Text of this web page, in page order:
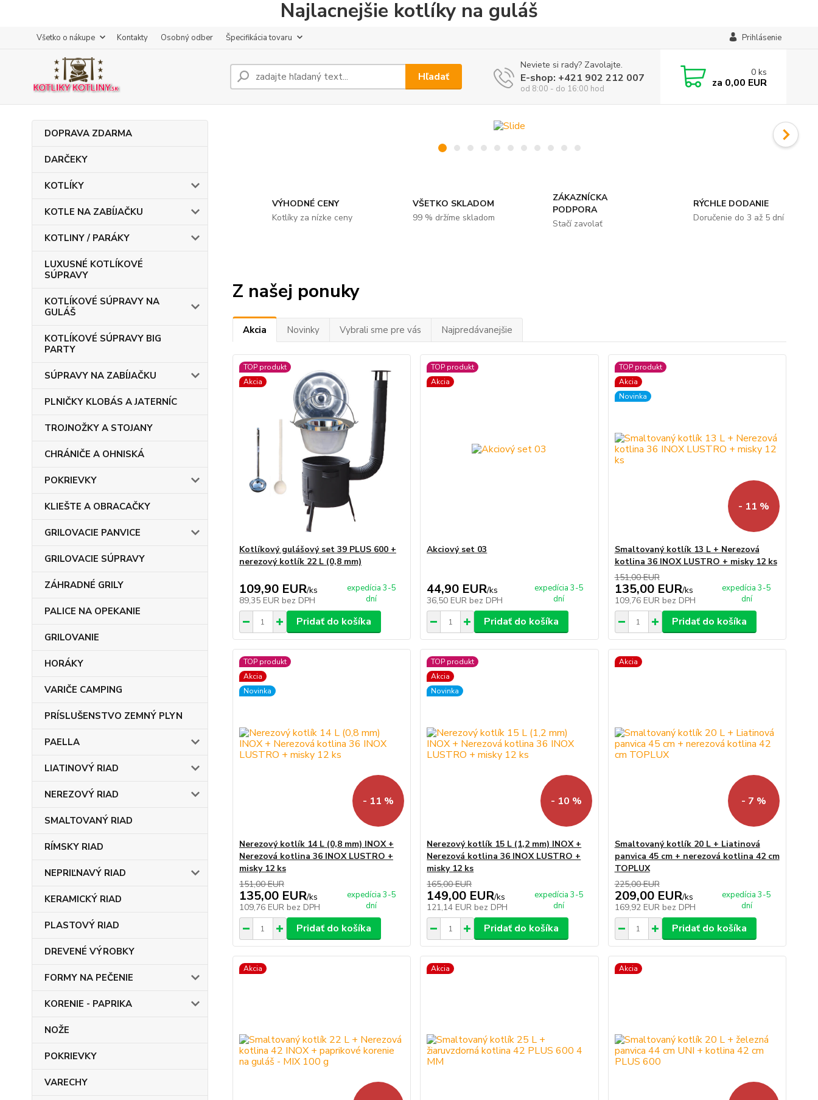
Najlacnejšie kotlíky na guláš
Všetko o nákupe Kontakty Osobný odber Špecifikácia tovaru Prihlásenie
Hľadať
Neviete si rady? Zavolajte.
E-shop: +421 902 212 007
od 8:00 - do 16:00 hod
0 ks
za 0,00 EUR
DOPRAVA ZDARMA
DARČEKY
KOTLÍKY
KOTLE NA ZABÍJAČKU
KOTLINY / PARÁKY
LUXUSNÉ KOTLÍKOVÉ
SÚPRAVY
KOTLÍKOVÉ SÚPRAVY NA
GULÁŠ
KOTLÍKOVÉ SÚPRAVY BIG
PARTY
SÚPRAVY NA ZABÍJAČKU
PLNIČKY KLOBÁS A JATERNÍC
TROJNOŽKY A STOJANY
CHRÁNIČE A OHNISKÁ
POKRIEVKY
KLIEŠTE A OBRACAČKY
GRILOVACIE PANVICE
GRILOVACIE SÚPRAVY
ZÁHRADNÉ GRILY
PALICE NA OPEKANIE
GRILOVANIE
HORÁKY
VARIČE CAMPING
PRÍSLUŠENSTVO ZEMNÝ PLYN
PAELLA
LIATINOVÝ RIAD
NEREZOVÝ RIAD
SMALTOVANÝ RIAD
RÍMSKY RIAD
NEPRIĽNAVÝ RIAD
KERAMICKÝ RIAD
PLASTOVÝ RIAD
DREVENÉ VÝROBKY
FORMY NA PEČENIE
KORENIE - PAPRIKA
NOŽE
POKRIEVKY
VARECHY
VÝHODNÉ CENY
Kotlíky za nízke ceny
VŠETKO SKLADOM
99 % držíme skladom
ZÁKAZNÍCKA
PODPORA
Stačí zavolať
RÝCHLE DODANIE
Doručenie do 3 až 5 dní
Z našej ponuky
Akcia Novinky Vybrali sme pre vás Najpredávanejšie
TOP produkt
Akcia
Kotlíkový gulášový set 39 PLUS 600 +
nerezový kotlík 22 L (0,8 mm)
109,90 EUR/ks
89,35 EUR bez DPH
expedícia 3-5
dní
Pridať do košíka
TOP produkt
Akcia
Akciový set 03
44,90 EUR/ks
36,50 EUR bez DPH
expedícia 3-5
dní
Pridať do košíka
TOP produkt
Akcia
Novinka
- 11 %
Smaltovaný kotlík 13 L + Nerezová
kotlina 36 INOX LUSTRO + misky 12 ks
151,00 EUR
135,00 EUR/ks
109,76 EUR bez DPH
expedícia 3-5
dní
Pridať do košíka
TOP produkt
Akcia
Novinka
- 11 %
Nerezový kotlík 14 L (0,8 mm) INOX +
Nerezová kotlina 36 INOX LUSTRO +
misky 12 ks
151,00 EUR
135,00 EUR/ks
109,76 EUR bez DPH
expedícia 3-5
dní
Pridať do košíka
TOP produkt
Akcia
Novinka
- 10 %
Nerezový kotlík 15 L (1,2 mm) INOX +
Nerezová kotlina 36 INOX LUSTRO +
misky 12 ks
165,00 EUR
149,00 EUR/ks
121,14 EUR bez DPH
expedícia 3-5
dní
Pridať do košíka
Akcia
- 7 %
Smaltovaný kotlík 20 L + Liatinová
panvica 45 cm + nerezová kotlina 42 cm
TOPLUX
225,00 EUR
209,00 EUR/ks
169,92 EUR bez DPH
expedícia 3-5
dní
Pridať do košíka
Akcia Akcia Akcia